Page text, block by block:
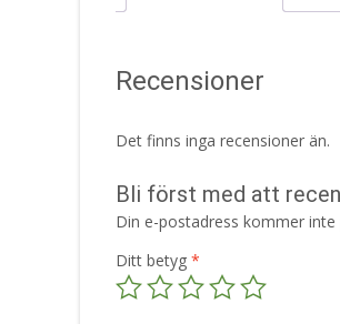
Recensioner
Det finns inga recensioner än.
Bli först med att
Din e-postadress kommer inte
Ditt betyg *